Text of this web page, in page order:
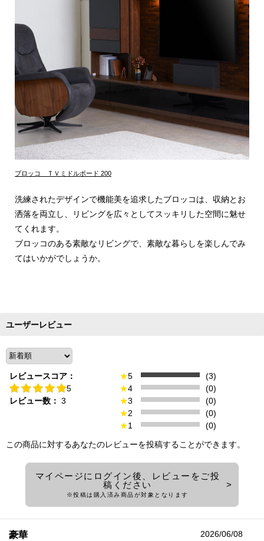
ブロッコ ＴＶミドルボード 200
洗練されたデザインで機能美を追求したブロッコは、収納とお
洒落を両立し、リビングを広々としてスッキリした空間に魅せ
てくれます。
ブロッコのある素敵なリビングで、素敵な暮らしを楽しんでみ
てはいかがでしょうか。
ユーザーレビュー
レビュースコア：
5
レビュー数： 3
★5
(3)
★4
(0)
★3
(0)
★2
(0)
★1
(0)
この商品に対するあなたのレビューを投稿することができます。
マイページにログイン後、レビューをご投
稿ください
※投稿は購入済み商品が対象となります
豪華 2026/06/08